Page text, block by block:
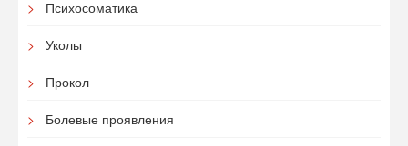
Психосоматика
Уколы
Прокол
Болевые проявления